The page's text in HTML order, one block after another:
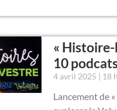
«
10
4 avril 2025 18
Lancement de